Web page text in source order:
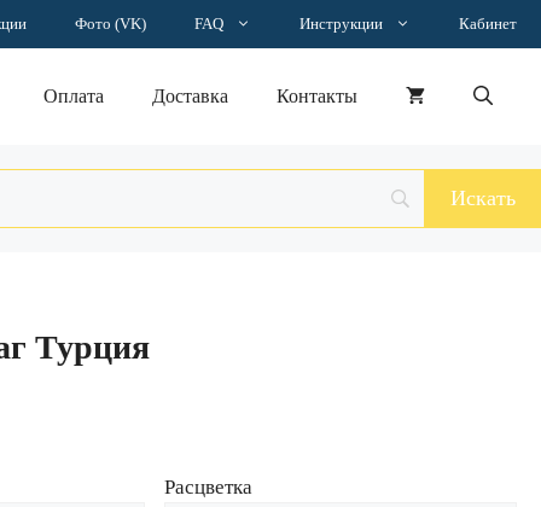
Фото (VK) FAQ Инструкции Кабинет
Оплата Доставка Контакты
Турция
Расцветка
флаг